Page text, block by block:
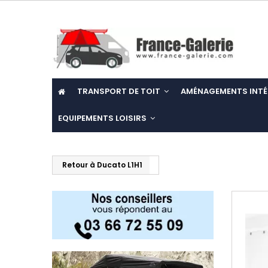
TRANSPORT DE TOIT AMÉNAGEMENTS
EQUIPEMENTS LOISIRS
Retour à Ducato L1H1